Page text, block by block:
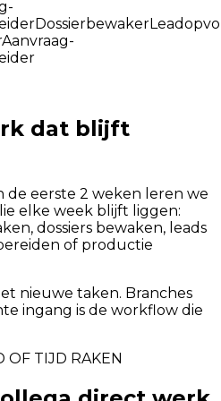
Dossierbewaker
Aanvraag-
dat blijft
de eerste 2 weken leren we
elke week blijft liggen:
dossiers bewaken, leads
of productie
nieuwe taken. Branches
ingang is de workflow die
OF TIJD RAKEN